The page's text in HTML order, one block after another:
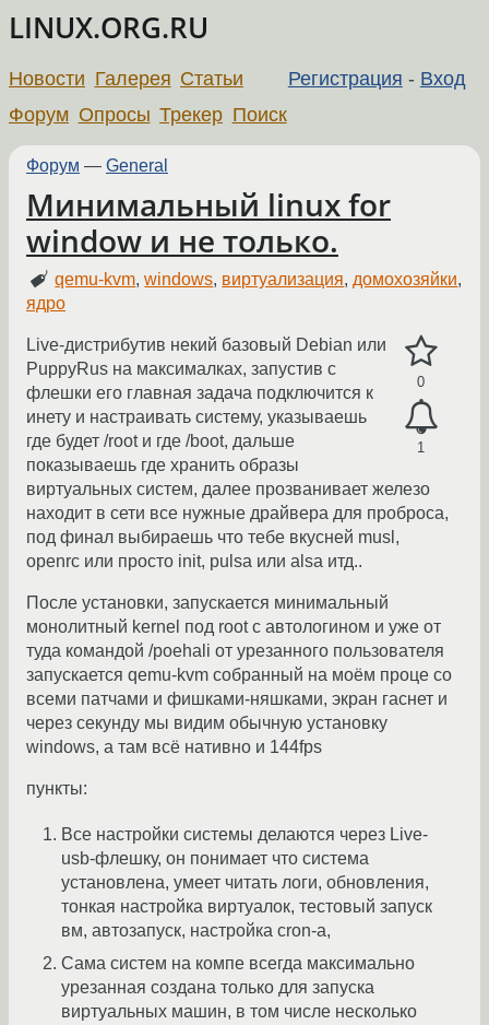
LINUX.ORG.RU
Регистрация - Вход
Новости Галерея Статьи
Форум Опросы Трекер Поиск
Форум — General
Минимальный linux for
window и не только.
qemu-kvm,windows, виртуализация,домохозяйки,
ядро
0
1
Live-дистрибутив некий базовый Debian или
PuppyRus на максималках, запустив с
флешки его главная задача подключится к
инету и настраивать систему, указываешь
где будет /root и где /boot, дальше
показываешь где хранить образы
виртуальных систем, далее прозванивает железо
находит в сети все нужные драйвера для проброса,
под финал выбираешь что тебе вкусней musl,
openrc или просто init, pulsa или alsa итд..
После установки, запускается минимальный
монолитный kernel под root с автологином и уже от
туда командой /poehali от урезанного пользователя
запускается qemu-kvm собранный на моём проце со
всеми патчами и фишками-няшками, экран гаснет и
через секунду мы видим обычную установку
windows, а там всё нативно и 144fps
пункты:
Все настройки системы делаются через Live-
usb-флешку, он понимает что система
установлена, умеет читать логи, обновления,
тонкая настройка виртуалок, тестовый запуск
вм, автозапуск, настройка cron-а,
Сама систем на компе всегда максимально
урезанная создана только для запуска
виртуальных машин, в том числе несколько